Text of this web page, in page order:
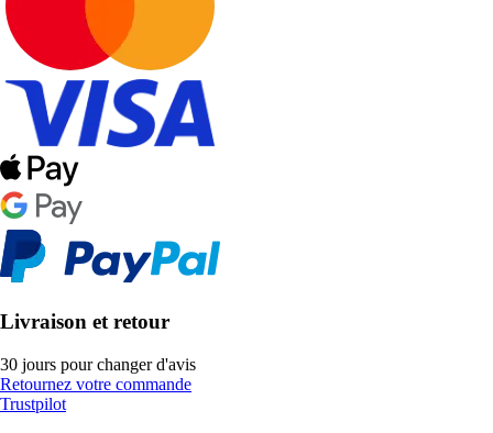
Livraison et retour
30 jours pour changer d'avis
Retournez votre commande
Trustpilot